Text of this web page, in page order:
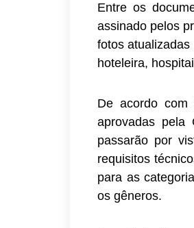
Entre os
assinado pelos
fotos
hoteleira,
De acordo com
aprovadas pela
passarão por
requisitos
para as
os gêneros.